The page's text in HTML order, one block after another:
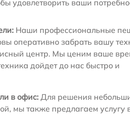
удовлетворить ваши
Наши профессиональные
оперативно забрать вашу
центр. Мы ценим ваше
дойдет до нас быстро и
в офис: Для решения
мы также предлагаем услугу